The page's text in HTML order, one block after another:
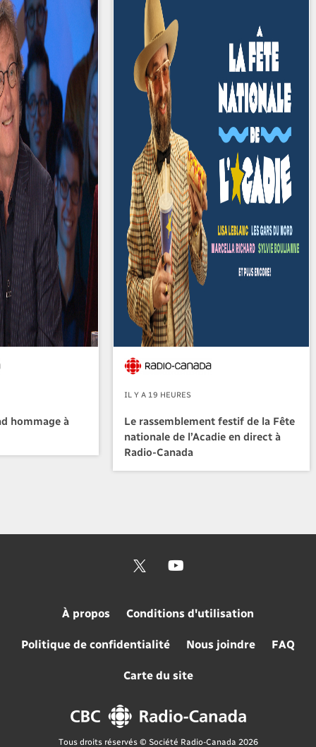
hommage à
IL Y A 19 HEURES
Le rassemblement festif de la Fête
nationale de l’Acadie en direct à
Radio-Canada
À propos Conditions d'utilisation
Politique de confidentialité Nous joindre FAQ
Carte du site
Tous droits réservés © Société Radio-Canada 2026